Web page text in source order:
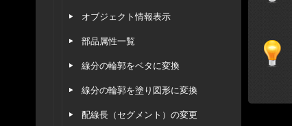
オブジェクト情報表示
部品属性一覧
線分の輪郭をベタに変換
線分の輪郭を塗り図形に変換
配線長（セグメント）の変更